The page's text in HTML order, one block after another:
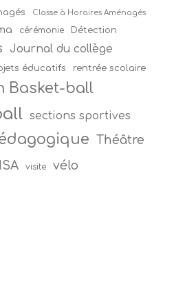
Classe à Horaires Aménagés
cérémonie Détection
Journal du collège
éducatifs rentrée scolaire
Basket-ball
sections sportives
Théâtre
visite vélo